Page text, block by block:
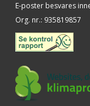
E-poster besvares
Org. nr.: 935819857